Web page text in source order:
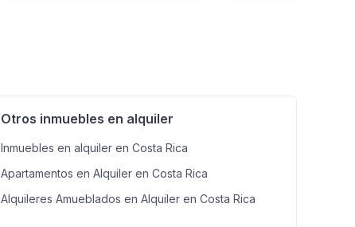
Otros inmuebles en alquiler
Inmuebles en alquiler en Costa Rica
Apartamentos en Alquiler en Costa Rica
Alquileres Amueblados en Alquiler en Costa Rica